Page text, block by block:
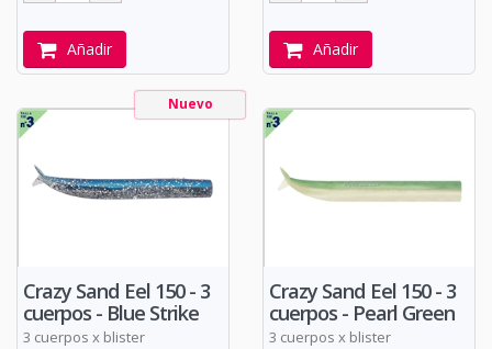
Añadir Añadir
Nuevo
Crazy Sand Eel 150 - 3
cuerpos - Blue Strike
3 cuerpos x blister
Crazy Sand Eel 150 - 3
cuerpos - Pearl Green
3 cuerpos x blister